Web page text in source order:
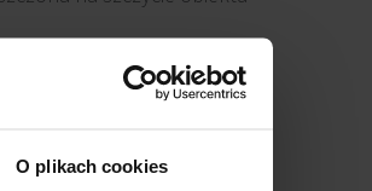
O plikach cookies
blisko 27 tys. mkw
wokół Studio A